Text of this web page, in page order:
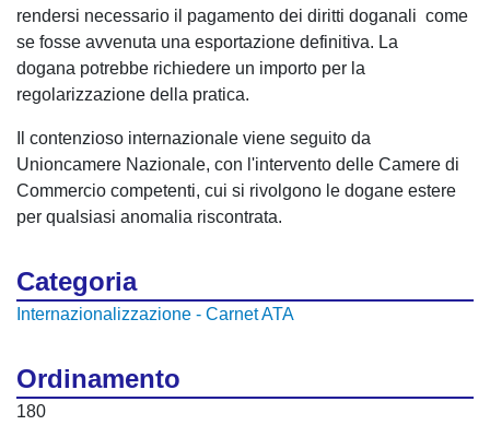
rendersi necessario il pagamento dei diritti doganali come
se fosse avvenuta una esportazione definitiva. La
dogana potrebbe richiedere un importo per la
regolarizzazione della pratica.
Il contenzioso internazionale viene seguito da
Unioncamere Nazionale, con l'intervento delle Camere di
Commercio competenti, cui si rivolgono le dogane estere
per qualsiasi anomalia riscontrata.
Categoria
Internazionalizzazione - Carnet ATA
Ordinamento
180